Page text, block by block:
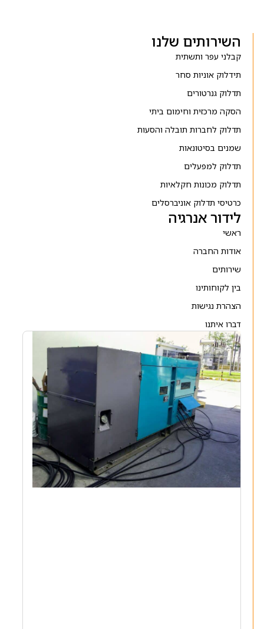
השירותים שלנו
קבלני עפר ותשתית
תידלוק אוניות סחר
תדלוק גנרטורים
הסקה מרכזית וחימום ביתי
תדלוק לחברות תובלה והסעות
שמנים בסיטונאות
תדלוק למפעלים
תדלוק מכונות חקלאיות
כרטיסי תדלוק אוניברסלים
לידור אנרגיה
ראשי
אודות החברה
שירותים
בין לקוחותינו
הצהרת נגישות
דברו איתנו